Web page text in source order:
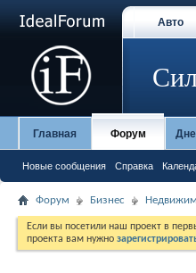
Авто
Главная Форум
Новые сообщения Справка
Форум Бизнес
Если вы посетили наш проект в
проекта вам нужно